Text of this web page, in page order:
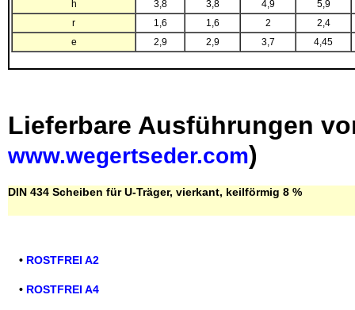
h
3,8 3,8 4,9
5,9
r
1,6 1,6 2
2,4
e
2,9 2,9 3,7 4,45
Lieferbare Ausführungen
www.wegertseder.com)
DIN 434 Scheiben für U-Träger, vierkant, keilförmig 8 %
• ROSTFREI A2
• ROSTFREI A4